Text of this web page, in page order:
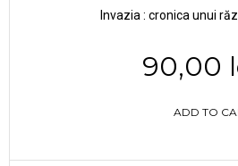
Invazia : cronica unui
90,00
ADD TO